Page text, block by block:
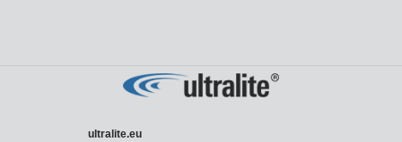
ultralite.eu